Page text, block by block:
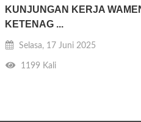
KUNJUNGAN KERJA
KETENAG ...
Selasa, 17 Juni 2025
1199 Kali